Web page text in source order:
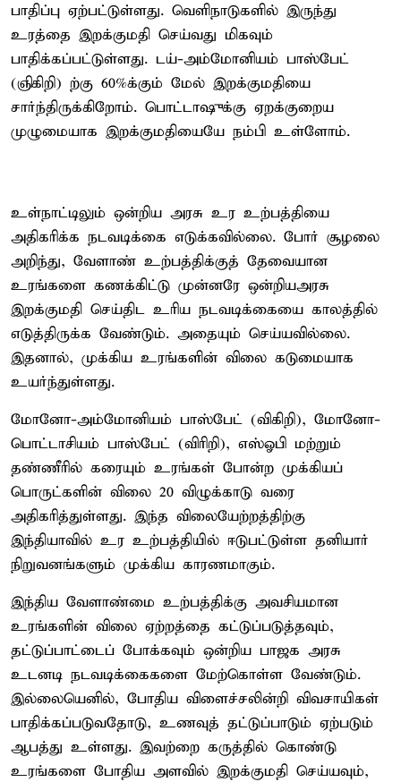
பாதிப்பு ஏற்பட்டுள்ளது. வெளிநாடுகளில் இருந்து
உரத்தை இறக்குமதி செய்வது மிகவும்
பாதிக்கப்பட்டுள்ளது. டய்-அம்மோனியம் பாஸ்பேட்
(ஞிகிறி) ற்கு 60%க்கும் மேல் இறக்குமதியை
சார்ந்திருக்கிறோம். பொட்டாஷுக்கு ஏறக்குறைய
முழுமையாக இறக்குமதியையே நம்பி உள்ளோம்.
உள்நாட்டிலும் ஒன்றிய அரசு உர உற்பத்தியை
அதிகரிக்க நடவடிக்கை எடுக்கவில்லை. போர் சூழலை
அறிந்து, வேளாண் உற்பத்திக்குத் தேவையான
உரங்களை கணக்கிட்டு முன்னரே ஒன்றியஅரசு
இறக்குமதி செய்திட உரிய நடவடிக்கையை காலத்தில்
எடுத்திருக்க வேண்டும். அதையும் செய்யவில்லை.
இதனால், முக்கிய உரங்களின் விலை கடுமையாக
உயர்ந்துள்ளது.
மோனோ-அம்மோனியம் பாஸ்பேட் (விகிறி), மோனோ-
பொட்டாசியம் பாஸ்பேட் (விரிறி), எஸ்ஓபி மற்றும்
தண்ணீரில் கரையும் உரங்கள் போன்ற முக்கியப்
பொருட்களின் விலை 20 விழுக்காடு வரை
அதிகரித்துள்ளது. இந்த விலையேற்றத்திற்கு
இந்தியாவில் உர உற்பத்தியில் ஈடுபட்டுள்ள தனியார்
நிறுவனங்களும் முக்கிய காரணமாகும்.
இந்திய வேளாண்மை உற்பத்திக்கு அவசியமான
உரங்களின் விலை ஏற்றத்தை கட்டுப்படுத்தவும்,
தட்டுப்பாட்டைப் போக்கவும் ஒன்றிய பாஜக அரசு
உடனடி நடவடிக்கைகளை மேற்கொள்ள வேண்டும்.
இல்லையெனில், போதிய விளைச்சலின்றி விவசாயிகள்
பாதிக்கப்படுவதோடு, உணவுத் தட்டுப்பாடும் ஏற்படும்
ஆபத்து உள்ளது. இவற்றை கருத்தில் கொண்டு
உரங்களை போதிய அளவில் இறக்குமதி செய்யவும்,